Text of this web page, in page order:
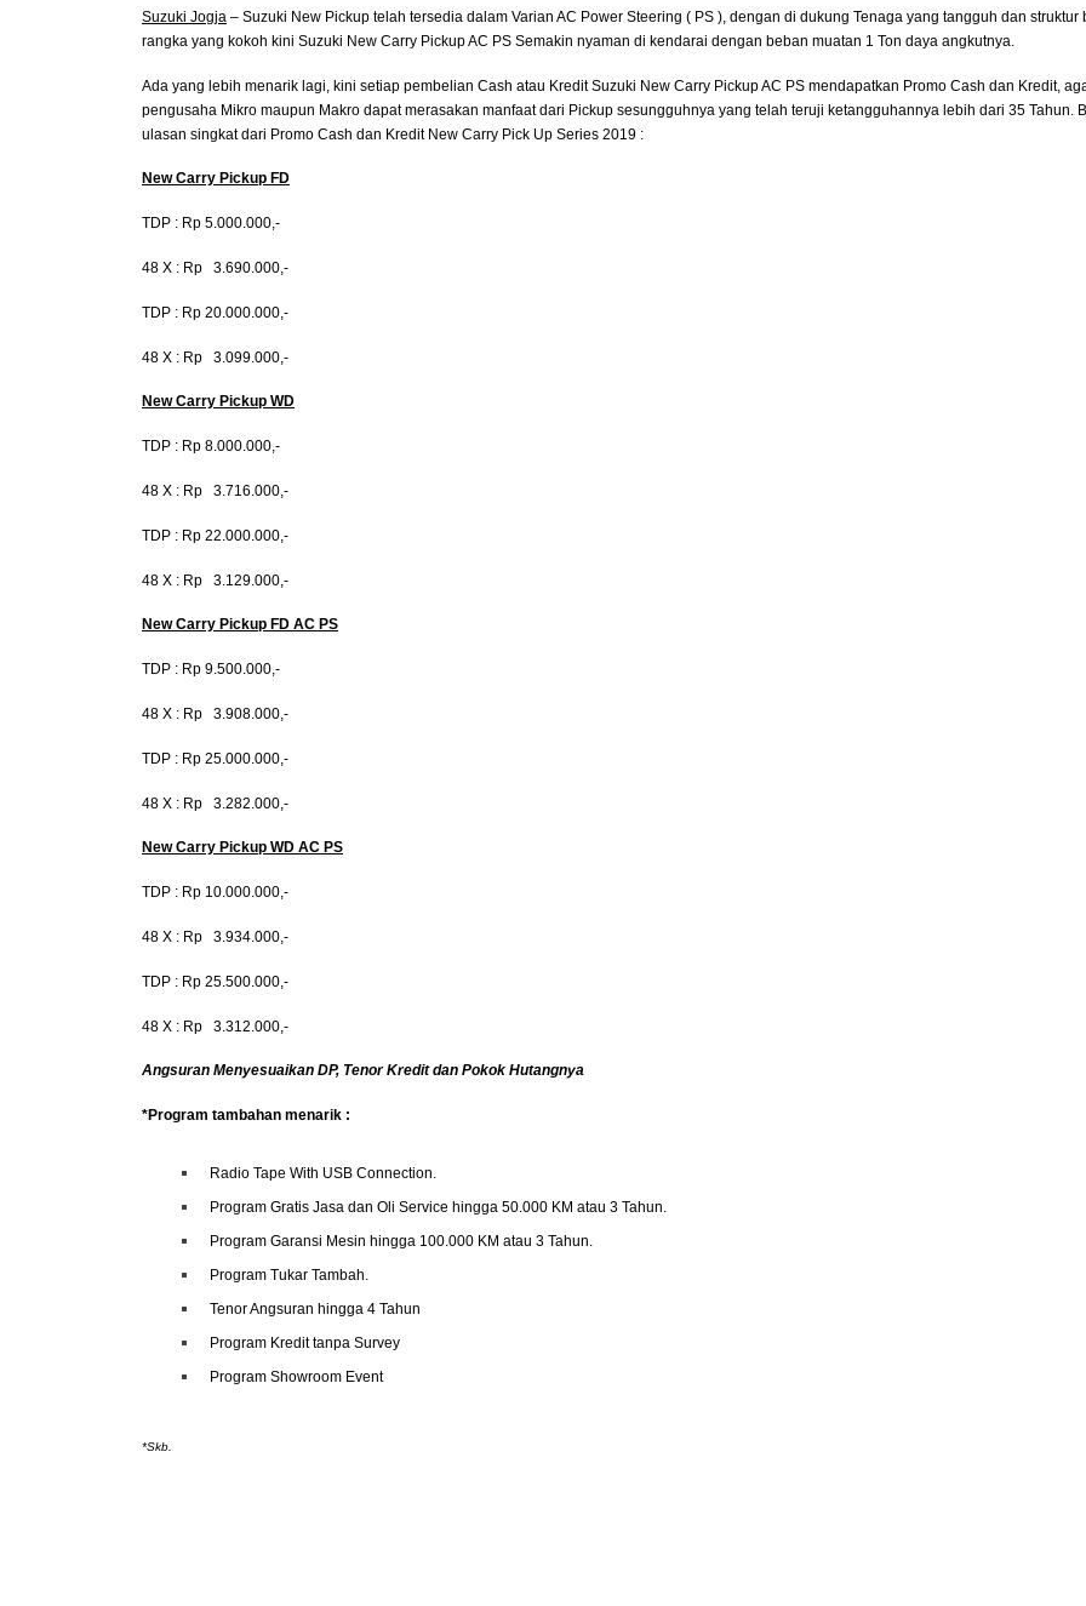
Suzuki Jogja – Suzuki New Pickup telah tersedia dalam Varian AC Power Steering ( PS ), dengan di dukung Tenaga yang tangguh dan struktur
rangka yang kokoh kini Suzuki New Carry Pickup AC PS Semakin nyaman di kendarai dengan beban muatan 1 Ton daya angkutnya.
Ada yang lebih menarik lagi, kini setiap pembelian Cash atau Kredit Suzuki New Carry Pickup AC PS mendapatkan Promo Cash dan Kredit,
pengusaha Mikro maupun Makro dapat merasakan manfaat dari Pickup sesungguhnya yang telah teruji ketangguhannya lebih dari 35 Tahun.
ulasan singkat dari Promo Cash dan Kredit New Carry Pick Up Series 2019 :
New Carry Pickup FD
TDP : Rp 5.000.000,-
48 X : Rp 3.690.000,-
TDP : Rp 20.000.000,-
48 X : Rp 3.099.000,-
New Carry Pickup WD
TDP : Rp 8.000.000,-
48 X : Rp 3.716.000,-
TDP : Rp 22.000.000,-
48 X : Rp 3.129.000,-
New Carry Pickup FD AC PS
TDP : Rp 9.500.000,-
48 X : Rp 3.908.000,-
TDP : Rp 25.000.000,-
48 X : Rp 3.282.000,-
New Carry Pickup WD AC PS
TDP : Rp 10.000.000,-
48 X : Rp 3.934.000,-
TDP : Rp 25.500.000,-
48 X : Rp 3.312.000,-
Angsuran Menyesuaikan DP, Tenor Kredit dan Pokok Hutangnya
*Program tambahan menarik :
Radio Tape With USB Connection.
Program Gratis Jasa dan Oli Service hingga 50.000 KM atau 3 Tahun.
Program Garansi Mesin hingga 100.000 KM atau 3 Tahun.
Program Tukar Tambah.
Tenor Angsuran hingga 4 Tahun
Program Kredit tanpa Survey
Program Showroom Event
*Skb.